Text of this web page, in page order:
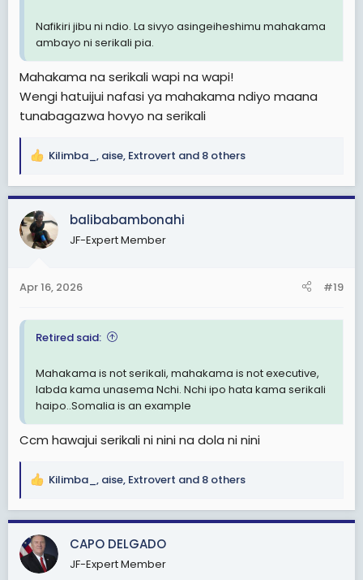
Nafikiri jibu ni ndio. La sivyo asingeiheshimu mahakama
ambayo ni serikali pia.
Mahakama na serikali wapi na wapi!
Wengi hatuijui nafasi ya mahakama ndiyo maana
tunabagazwa hovyo na serikali
R
a
c
t
i
s
Kilimba_ , aise, Extrovert and 8 others
balibabambonahi
JF-Expert Member
Apr 16, 2026 #19
Retired said:
Mahakama is not serikali, mahakama is not executive,
labda kama unasema Nchi. Nchi ipo hata kama serikali
haipo..Somalia is an example
Ccm hawajui serikali ni nini na dola ni nini
R
a
c
t
i
Kilimba_ , aise, Extrovert and 8 others
CAPO DELGADO
JF-Expert Member